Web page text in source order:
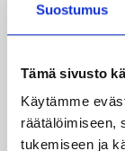
Suostumus
Tämä sivusto
Käytämme
räätälöimiseen,
tukemiseen ja